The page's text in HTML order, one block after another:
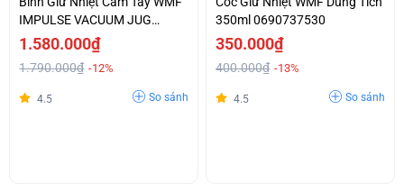
IMPULSE VACUUM JUG
BLACK
1.580.000₫
1.790.000₫ -12%
4.5 So sánh
350ml 0690737530
350.000₫
400.000₫ -13%
4.5 So sánh